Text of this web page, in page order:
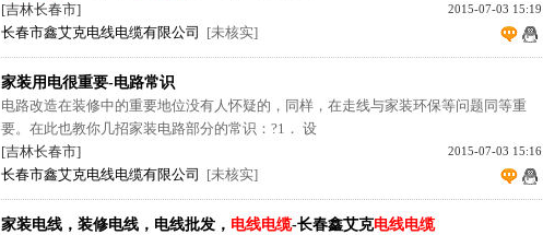
2015-07-03 15:19
[吉林长春市]
长春市鑫艾克电线电缆有限公司
[未核实]
家装用电很重要-电路常识
电路改造在装修中的重要地位没有人怀疑的，同样，在走线与家装环保等问题同等重
要。在此也教你几招家装电路部分的常识：?1． 设
2015-07-03 15:16
[吉林长春市]
长春市鑫艾克电线电缆有限公司
[未核实]
家装电线，装修电线，电线批发， 电线电缆-长春鑫艾克电线电缆